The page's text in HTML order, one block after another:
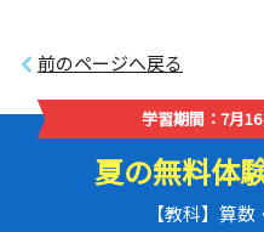
前のページへ戻る
学習期間：7月
夏の無料体
【教科】算